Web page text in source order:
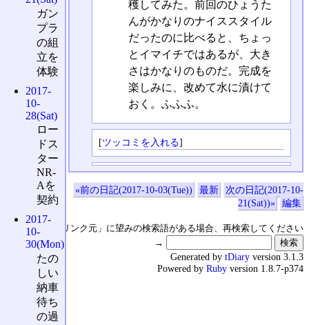
穫してみた。前回のひょうた
んがかなりのナイススタイル
だったのに比べると、ちょっ
とイマイチではあるが、大き
さはかなりのものだ。完成を
楽しみに、改めて水に漬けて
おく。ふふふ。
[ツッコミを入れる]
«前の日記(2017-10-03(Tue)) 最新
次の日記(2017-10-
21(Sat))»
編集
↑の「本日のリンク元」に望みの検索語がある場合、再検索してください
→
ガン
プラ
の組
立を
体験
2017-
10-
28(Sat)
ロー
ドス
ター
NR-
Aを
契約
2017-
10-
30(Mon)
たの
しい
納車
待ち
の過
Generated by tDiary version 3.1.3
Powered by Ruby version 1.8.7-p374